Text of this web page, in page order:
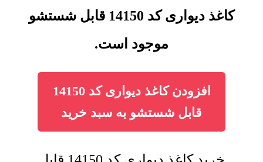
کاغذ دیواری کد 14150 قابل شستشو
موجود است.
افزودن کاغذ دیواری کد 14150
قابل شستشو به سبد خرید